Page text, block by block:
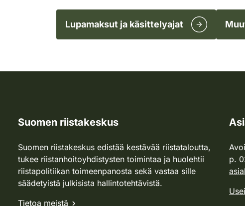
Lupamaksut ja käsittelyajat
Suomen riistakeskus
Suomen riistakeskus edistää kestävää riistataloutta,
tukee riistanhoitoyhdistysten toimintaa ja huolehtii
riistapolitiikan toimeenpanosta sekä vastaa sille
säädetyistä julkisista hallintotehtävistä.
Tietoa meistä
p.